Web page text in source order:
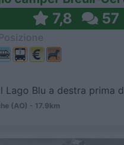
7,8 57
Lago Blu a destra prima
(AO) - 17.9km